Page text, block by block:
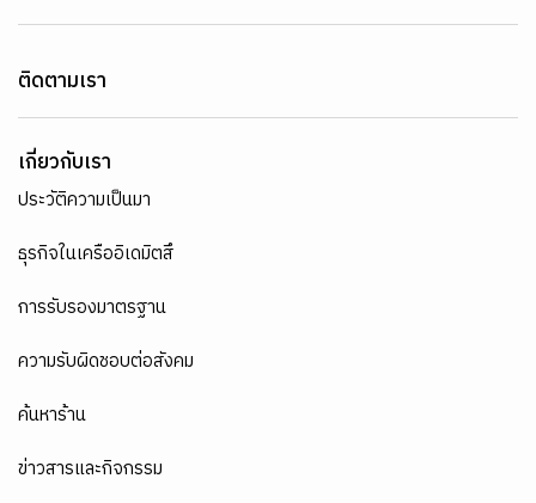
ติดตามเรา
เกี่ยวกับเรา
ประวัติความเป็นมา
ธุรกิจในเครืออิเดมิตสึ
การรับรองมาตรฐาน
ความรับผิดชอบต่อสังคม
ค้นหาร้าน
ข่าวสารและกิจกรรม